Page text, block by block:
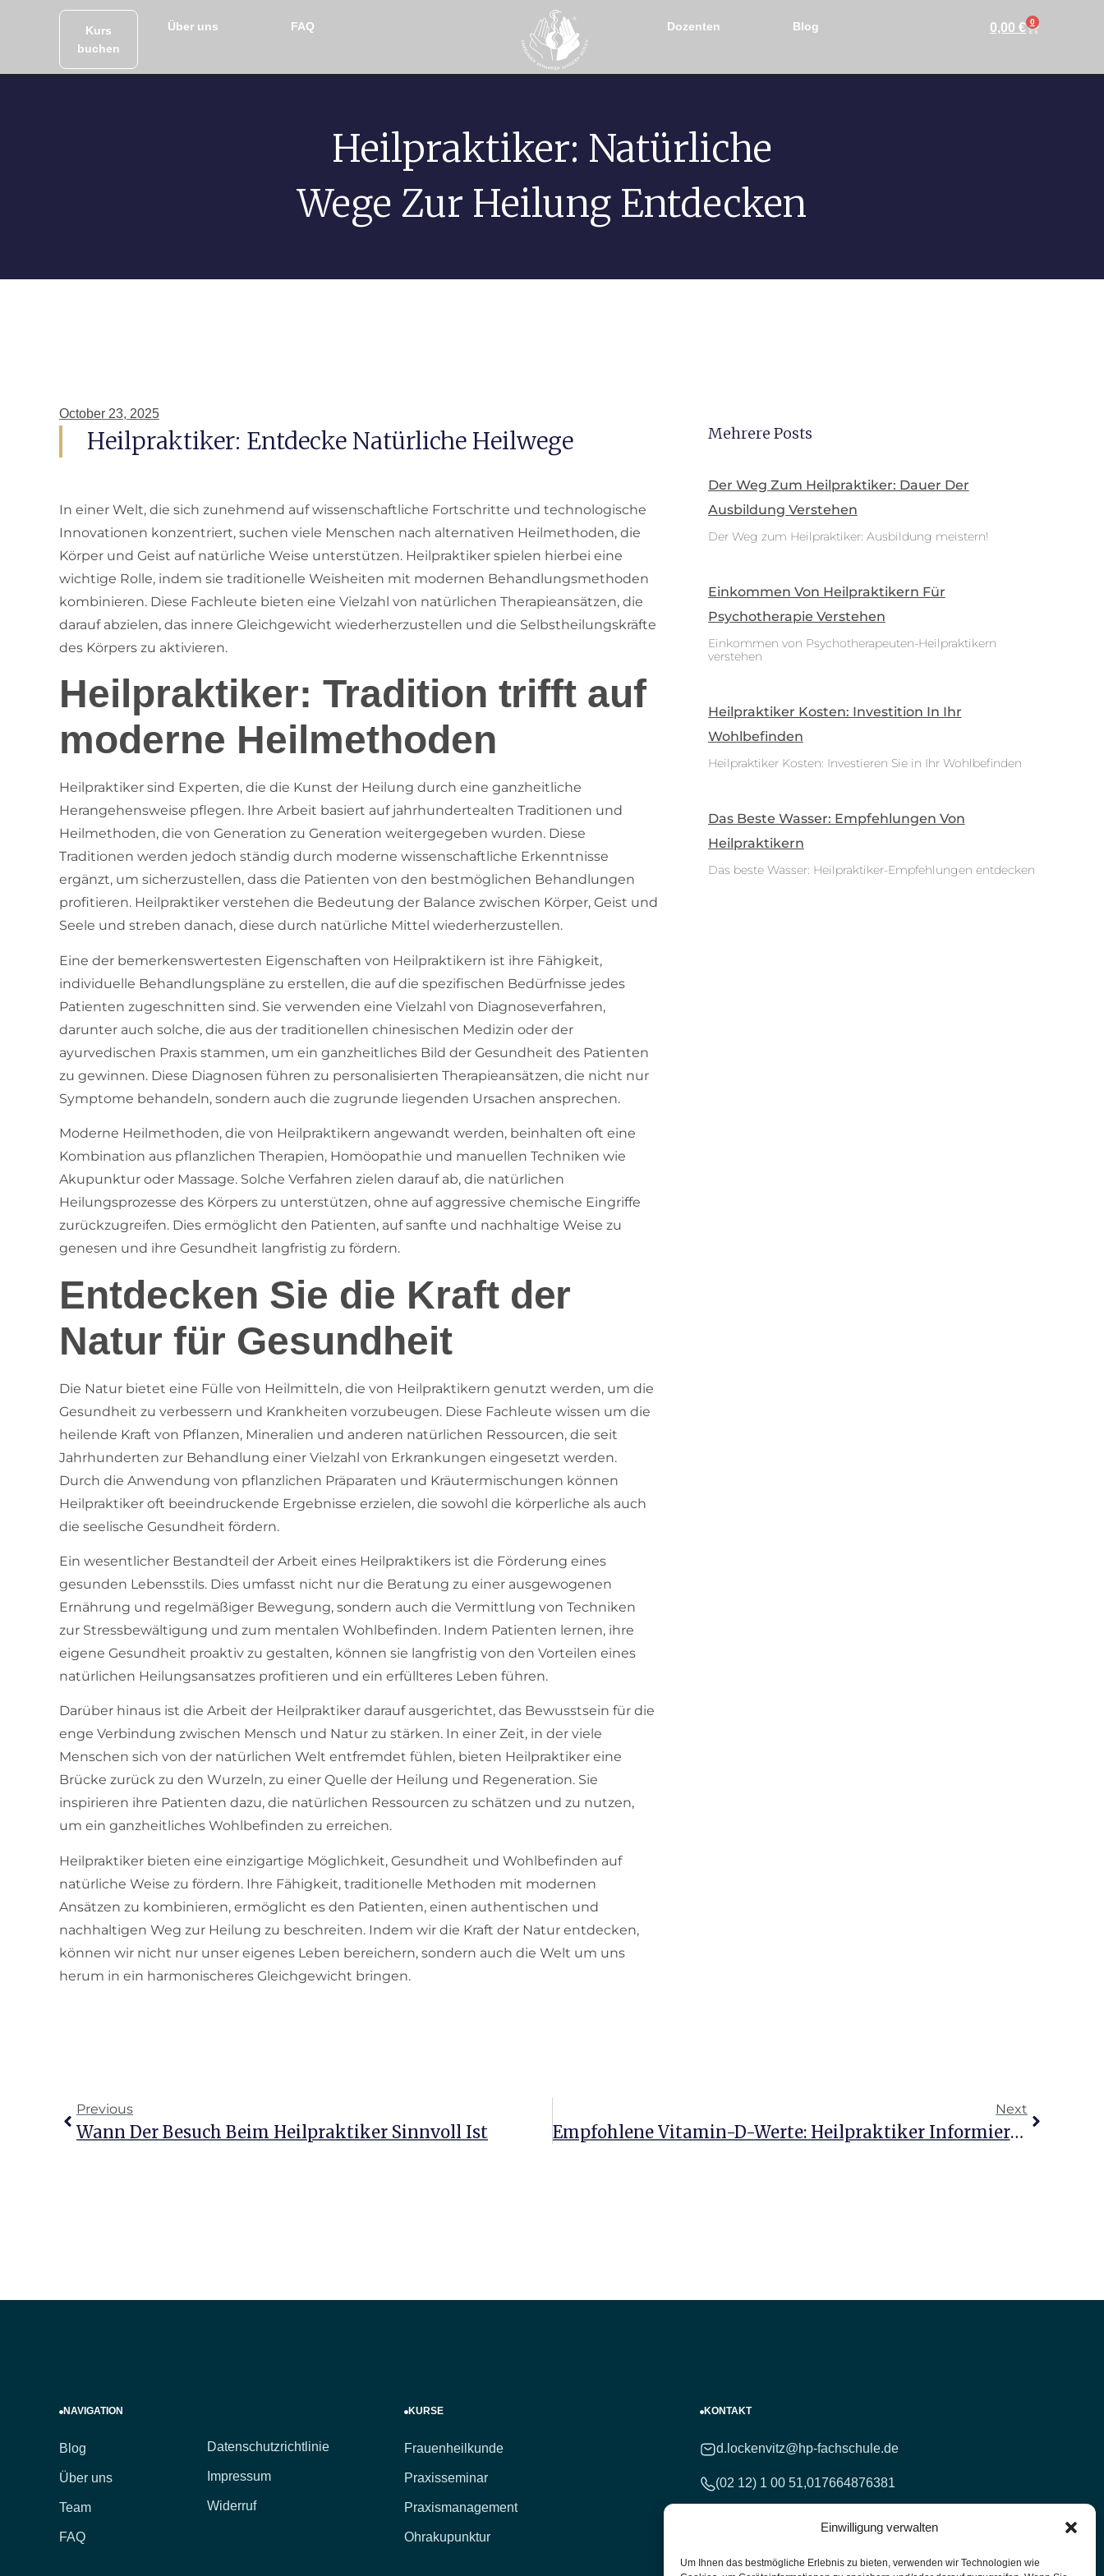
Einwilligung verwalten
Um Ihnen das bestmögliche Erlebnis zu bieten, verwenden wir Technologien wie
Kurs
buchen
Über uns FAQ Dozenten Blog 0,00 € 0
Heilpraktiker: Natürliche
Wege Zur Heilung Entdecken
October 23, 2025
Heilpraktiker: Entdecke Natürliche Heilwege
In einer Welt, die sich zunehmend auf wissenschaftliche Fortschritte und technologische
Innovationen konzentriert, suchen viele Menschen nach alternativen Heilmethoden, die
Körper und Geist auf natürliche Weise unterstützen. Heilpraktiker spielen hierbei eine
wichtige Rolle, indem sie traditionelle Weisheiten mit modernen Behandlungsmethoden
kombinieren. Diese Fachleute bieten eine Vielzahl von natürlichen Therapieansätzen, die
darauf abzielen, das innere Gleichgewicht wiederherzustellen und die Selbstheilungskräfte
des Körpers zu aktivieren.
Heilpraktiker: Tradition trifft auf
moderne Heilmethoden
Heilpraktiker sind Experten, die die Kunst der Heilung durch eine ganzheitliche
Herangehensweise pflegen. Ihre Arbeit basiert auf jahrhundertealten Traditionen und
Heilmethoden, die von Generation zu Generation weitergegeben wurden. Diese
Traditionen werden jedoch ständig durch moderne wissenschaftliche Erkenntnisse
ergänzt, um sicherzustellen, dass die Patienten von den bestmöglichen Behandlungen
profitieren. Heilpraktiker verstehen die Bedeutung der Balance zwischen Körper, Geist und
Seele und streben danach, diese durch natürliche Mittel wiederherzustellen.
Eine der bemerkenswertesten Eigenschaften von Heilpraktikern ist ihre Fähigkeit,
individuelle Behandlungspläne zu erstellen, die auf die spezifischen Bedürfnisse jedes
Patienten zugeschnitten sind. Sie verwenden eine Vielzahl von Diagnoseverfahren,
darunter auch solche, die aus der traditionellen chinesischen Medizin oder der
ayurvedischen Praxis stammen, um ein ganzheitliches Bild der Gesundheit des Patienten
zu gewinnen. Diese Diagnosen führen zu personalisierten Therapieansätzen, die nicht nur
Symptome behandeln, sondern auch die zugrunde liegenden Ursachen ansprechen.
Moderne Heilmethoden, die von Heilpraktikern angewandt werden, beinhalten oft eine
Kombination aus pflanzlichen Therapien, Homöopathie und manuellen Techniken wie
Akupunktur oder Massage. Solche Verfahren zielen darauf ab, die natürlichen
Heilungsprozesse des Körpers zu unterstützen, ohne auf aggressive chemische Eingriffe
zurückzugreifen. Dies ermöglicht den Patienten, auf sanfte und nachhaltige Weise zu
genesen und ihre Gesundheit langfristig zu fördern.
Entdecken Sie die Kraft der
Natur für Gesundheit
Die Natur bietet eine Fülle von Heilmitteln, die von Heilpraktikern genutzt werden, um die
Gesundheit zu verbessern und Krankheiten vorzubeugen. Diese Fachleute wissen um die
heilende Kraft von Pflanzen, Mineralien und anderen natürlichen Ressourcen, die seit
Jahrhunderten zur Behandlung einer Vielzahl von Erkrankungen eingesetzt werden.
Durch die Anwendung von pflanzlichen Präparaten und Kräutermischungen können
Heilpraktiker oft beeindruckende Ergebnisse erzielen, die sowohl die körperliche als auch
die seelische Gesundheit fördern.
Ein wesentlicher Bestandteil der Arbeit eines Heilpraktikers ist die Förderung eines
gesunden Lebensstils. Dies umfasst nicht nur die Beratung zu einer ausgewogenen
Ernährung und regelmäßiger Bewegung, sondern auch die Vermittlung von Techniken
zur Stressbewältigung und zum mentalen Wohlbefinden. Indem Patienten lernen, ihre
eigene Gesundheit proaktiv zu gestalten, können sie langfristig von den Vorteilen eines
natürlichen Heilungsansatzes profitieren und ein erfüllteres Leben führen.
Darüber hinaus ist die Arbeit der Heilpraktiker darauf ausgerichtet, das Bewusstsein für die
enge Verbindung zwischen Mensch und Natur zu stärken. In einer Zeit, in der viele
Menschen sich von der natürlichen Welt entfremdet fühlen, bieten Heilpraktiker eine
Brücke zurück zu den Wurzeln, zu einer Quelle der Heilung und Regeneration. Sie
inspirieren ihre Patienten dazu, die natürlichen Ressourcen zu schätzen und zu nutzen,
um ein ganzheitliches Wohlbefinden zu erreichen.
Heilpraktiker bieten eine einzigartige Möglichkeit, Gesundheit und Wohlbefinden auf
natürliche Weise zu fördern. Ihre Fähigkeit, traditionelle Methoden mit modernen
Ansätzen zu kombinieren, ermöglicht es den Patienten, einen authentischen und
nachhaltigen Weg zur Heilung zu beschreiten. Indem wir die Kraft der Natur entdecken,
können wir nicht nur unser eigenes Leben bereichern, sondern auch die Welt um uns
herum in ein harmonischeres Gleichgewicht bringen.
Mehrere Posts
Der Weg Zum Heilpraktiker: Dauer Der
Ausbildung Verstehen
Der Weg zum Heilpraktiker: Ausbildung meistern!
Einkommen Von Heilpraktikern Für
Psychotherapie Verstehen
Einkommen von Psychotherapeuten-Heilpraktikern
verstehen
Heilpraktiker Kosten: Investition In Ihr
Wohlbefinden
Heilpraktiker Kosten: Investieren Sie in Ihr Wohlbefinden
Das Beste Wasser: Empfehlungen Von
Heilpraktikern
Das beste Wasser: Heilpraktiker-Empfehlungen entdecken
Previous
Wann Der Besuch Beim Heilpraktiker Sinnvoll Ist
Next
Empfohlene Vitamin-D-Werte: Heilpraktiker Informieren
NAVIGATION
Blog
Über uns
Team
FAQ
Datenschutzrichtlinie
Impressum
Widerruf
KURSE
Frauenheilkunde
Praxisseminar
Praxismanagement
Ohrakupunktur
KONTAKT
d.lockenvitz@hp-fachschule.de
(02 12) 1 00 51,017664876381